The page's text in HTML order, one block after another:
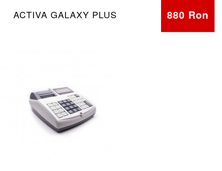
ACTIVA GALAXY PLUS 880 Ron